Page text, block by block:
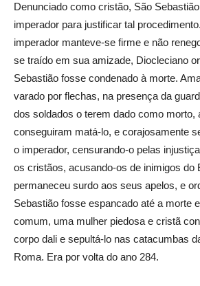
Denunciado como cristão, São
imperador para justificar tal
imperador manteve-se firme e não
se traído em sua amizade, Diocleciano
Sebastião fosse condenado à morte.
varado por flechas, na presença da
dos soldados o terem dado como morto,
conseguiram matá-lo, e corajosamente
o imperador, censurando-o pelas
os cristãos, acusando-os de inimigos do
permaneceu surdo aos seus apelos, e
Sebastião fosse espancado até a morte
comum, uma mulher piedosa e cristã
corpo dali e sepultá-lo nas catacumbas
Roma. Era por volta do ano 284.